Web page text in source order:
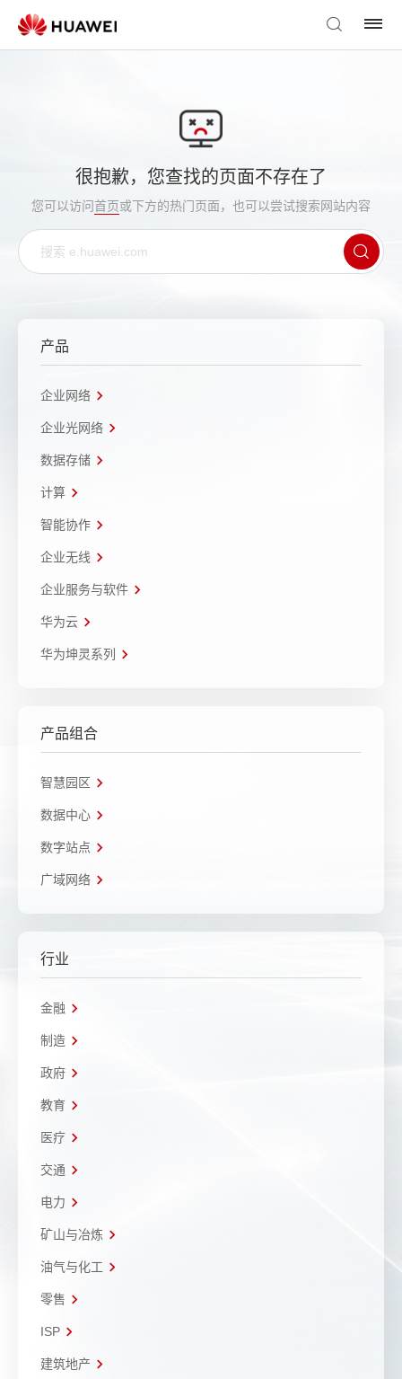
很抱歉，您查找的页面不存在了
您可以访问首页或下方的热门页面，也可以尝试搜索网站内容
产品
企业网络
企业光网络
数据存储
计算
智能协作
企业无线
企业服务与软件
华为云
华为坤灵系列
产品组合
智慧园区
数据中心
数字站点
广域网络
行业
金融
制造
政府
教育
医疗
交通
电力
矿山与冶炼
油气与化工
零售
ISP
建筑地产